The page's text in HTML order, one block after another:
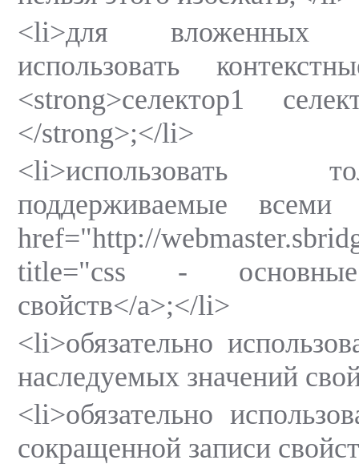
<li>для вложенных
использовать
<strong>селектор1
</strong>;</li>
<li>использовать
поддерживаемые
href="http://
title="css - основные
свойств</a>;</li>
<li>обязательно
наследуемых значений
<li>обязательно
сокращенной записи